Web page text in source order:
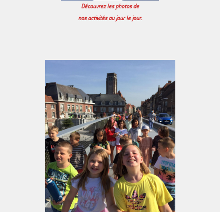
Découvrez les photos de
nos activités au jour le jour.